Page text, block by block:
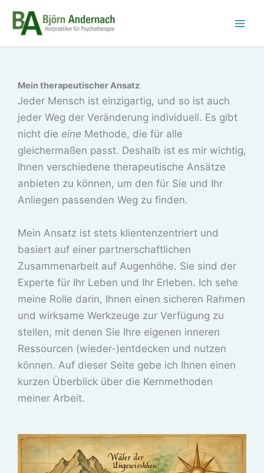
Inhalt
springen
Mein therapeutischer Ansatz
Jeder Mensch ist einzigartig, und so ist auch
jeder Weg der Veränderung individuell. Es gibt
nicht die eine Methode, die für alle
gleichermaßen passt. Deshalb ist es mir wichtig,
Ihnen verschiedene therapeutische Ansätze
anbieten zu können, um den für Sie und Ihr
Anliegen passenden Weg zu finden.
Mein Ansatz ist stets klientenzentriert und
basiert auf einer partnerschaftlichen
Zusammenarbeit auf Augenhöhe. Sie sind der
Experte für Ihr Leben und Ihr Erleben. Ich sehe
meine Rolle darin, Ihnen einen sicheren Rahmen
und wirksame Werkzeuge zur Verfügung zu
stellen, mit denen Sie Ihre eigenen inneren
Ressourcen (wieder-)entdecken und nutzen
können. Auf dieser Seite gebe ich Ihnen einen
kurzen Überblick über die Kernmethoden
meiner Arbeit.